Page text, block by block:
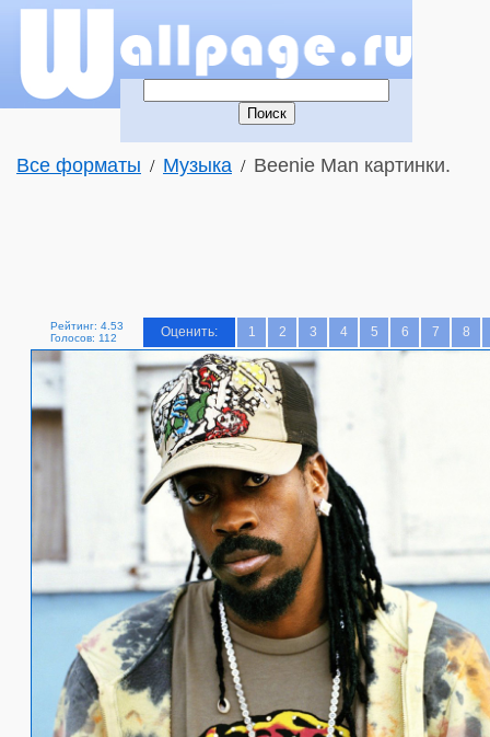
Все форматы / Музыка / Beenie Man картинки.
Рейтинг: 4.53
Голосов: 112
Оценить: 1 2 3 4 5 6 7 8